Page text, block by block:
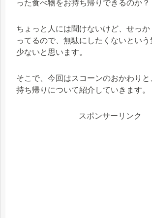
った食べ物をお持ち帰りできるのか？
ちょっと人には聞けないけど、せっ
ってるので、無駄にしたくないとい
少ないと思います。
そこで、今回はスコーンのおかわり
持ち帰りについて紹介していきます。
スポンサーリンク